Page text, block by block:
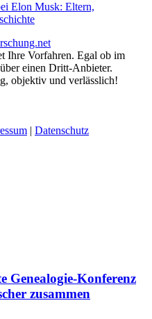
Elon Musk: Eltern,
Ihre Vorfahren. Egal ob im
einen Dritt-Anbieter.
objektiv und verlässlich!
| Datenschutz
Genealogie-Konferenz
zusammen